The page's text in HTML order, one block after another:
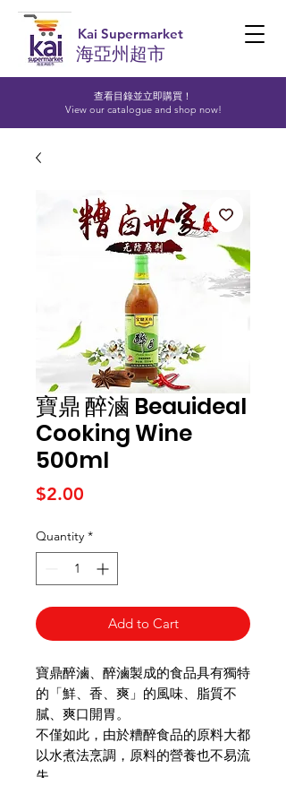
查看目錄並立即購買！​
View our catalogue and shop now!
Kai Supermarket
海亞州超市
寶鼎 醉滷 Beauideal
Cooking Wine
500ml
$2.00
Quantity *
Add to Cart
寶鼎醉滷、醉滷製成的食品具有獨特
的「鮮、香、爽」的風味、脂質不
膩、爽口開胃。
不僅如此，由於糟醉食品的原料大都
以水煮法烹調，原料的營養也不易流
失。